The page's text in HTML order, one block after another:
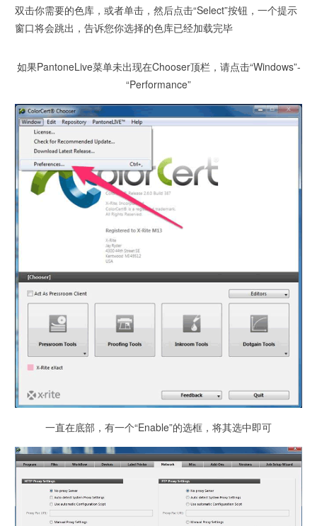
双击你需要的色库，或者单击，然后点击“Select”按钮，一个提示
窗口将会跳出，告诉您你选择的色库已经加载完毕
如果PantoneLive菜单未出现在Chooser顶栏，请点击“Windows”-
“Performance”
一直在底部，有一个“Enable”的选框，将其选中即可